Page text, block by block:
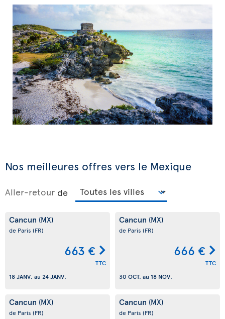
Nos meilleures offres vers le Mexique
Aller-retour de
Cancun (MX)
de Paris (FR)
663 €
TTC
18 JANV. au 24 JANV.
Cancun (MX)
de Paris (FR)
666 €
TTC
30 OCT. au 18 NOV.
Cancun (MX)
de Paris (FR)
Cancun (MX)
de Paris (FR)